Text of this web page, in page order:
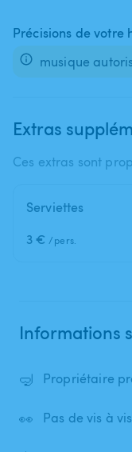
Précisions de votre
musique
Extras
Ces extras sont
Serviettes
3 € /pers.
Informations
🤿 Propriétaire
👀 Pas de vis à vis